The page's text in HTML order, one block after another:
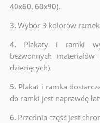
40x60, 60x90).
3. Wybór 3 kolorów ramek
4. Plakaty i ramki
bezwonnych
dziecięcych).
5. Plakat i ramka
do ramki jest naprawdę
6. Przednia część jest